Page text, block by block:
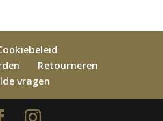
Retourneren
vragen